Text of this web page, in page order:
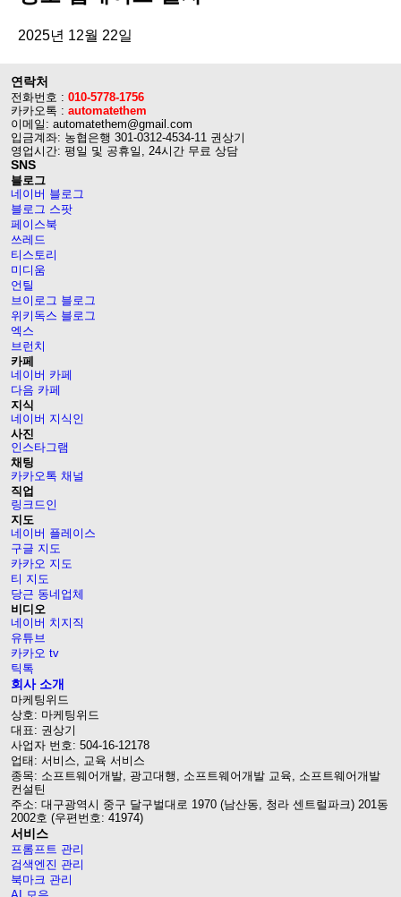
2025년 12월 22일
연락처
전화번호 : 010-5778-1756
카카오톡 : automatethem
이메일: automatethem@gmail.com
입금계좌: 농협은행 301-0312-4534-11 권상기
영업시간: 평일 및 공휴일, 24시간 무료 상담
SNS
블로그
네이버 블로그
블로그 스팟
페이스북
쓰레드
티스토리
미디움
언틸
브이로그 블로그
위키독스 블로그
엑스
브런치
카페
네이버 카페
다음 카페
지식
네이버 지식인
사진
인스타그램
채팅
카카오톡 채널
직업
링크드인
지도
네이버 플레이스
구글 지도
카카오 지도
티 지도
당근 동네업체
비디오
네이버 치지직
유튜브
카카오 tv
틱톡
회사 소개
마케팅위드
상호: 마케팅위드
대표: 권상기
사업자 번호: 504-16-12178
업태: 서비스, 교육 서비스
종목: 소프트웨어개발, 광고대행, 소프트웨어개발 교육, 소프트웨어개발
컨설틴
주소: 대구광역시 중구 달구벌대로 1970 (남산동, 청라 센트럴파크) 201동
2002호 (우편번호: 41974)
서비스
프롬프트 관리
검색엔진 관리
북마크 관리